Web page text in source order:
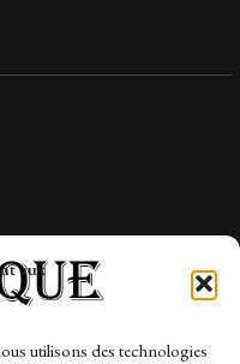
aux
utilisons des technologies